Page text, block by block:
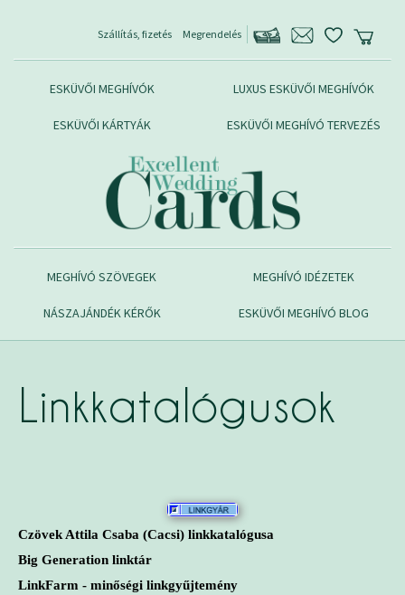
Szállítás, fizetés Megrendelés
ESKÜVŐI MEGHÍVÓK LUXUS ESKÜVŐI MEGHÍVÓK
ESKÜVŐI KÁRTYÁK ESKÜVŐI MEGHÍVÓ TERVEZÉS
MEGHÍVÓ SZÖVEGEK MEGHÍVÓ IDÉZETEK
NÁSZAJÁNDÉK KÉRŐK ESKÜVŐI MEGHÍVÓ BLOG
Linkkatalógusok
Czövek Attila Csaba (Cacsi) linkkatalógusa
Big Generation linktár
LinkFarm - minőségi linkgyűjtemény